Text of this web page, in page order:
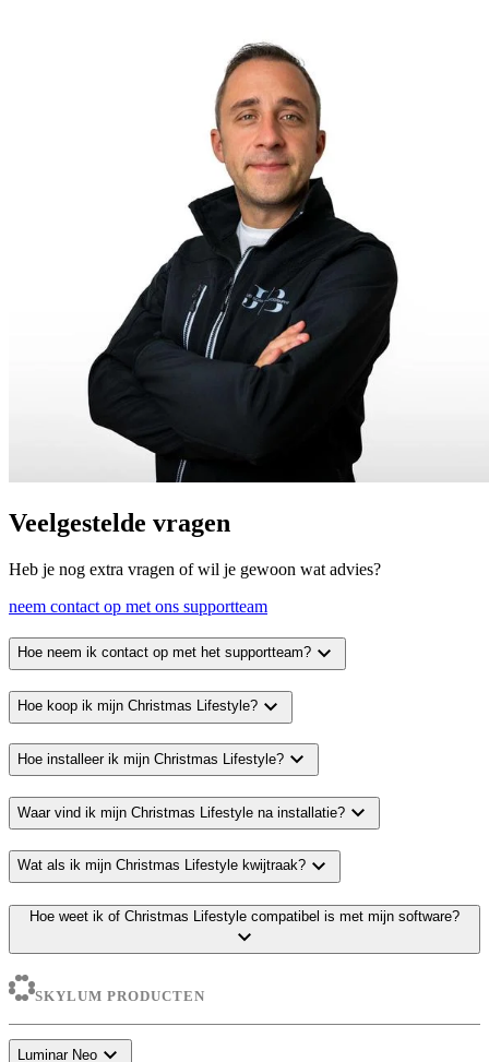
Veelgestelde vragen
Heb je nog extra vragen of wil je gewoon wat advies?
neem contact op met ons supportteam
Hoe neem ik contact op met het supportteam? expand_more
Hoe koop ik mijn Christmas Lifestyle? expand_more
Hoe installeer ik mijn Christmas Lifestyle? expand_more
Waar vind ik mijn Christmas Lifestyle na installatie? expand_more
Wat als ik mijn Christmas Lifestyle kwijtraak? expand_more
Hoe weet ik of Christmas Lifestyle compatibel is met mijn software?
expand_more
SKYLUM PRODUCTEN
Luminar Neo expand_more